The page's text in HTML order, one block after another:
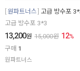
원파트너스
고급 방수포
고급 방수포 3*3
13,200원 15,000원 12%
구매 1
원파트너스